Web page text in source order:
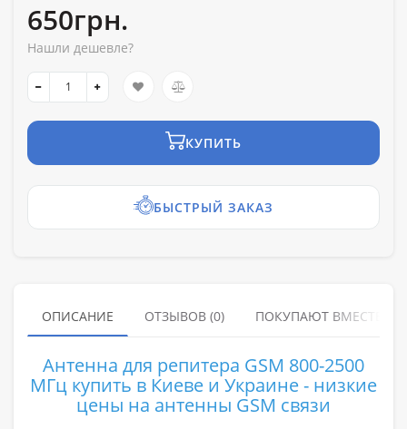
650грн.
Нашли дешевле?
КУПИТЬ
БЫСТРЫЙ ЗАКАЗ
ОПИСАНИЕ ОТЗЫВОВ (0) ПОКУПАЮТ ВМЕСТЕ
Антенна для репитера GSM 800-2500
МГц купить в Киеве и Украине - низкие
цены на антенны GSM связи